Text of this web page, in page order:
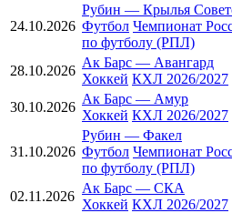
24.10.2026
Рубин — Крылья
Футбол Чемпионат
по футболу (РПЛ)
28.10.2026
Ак Барс — Авангард
Хоккей КХЛ 2026/2027
30.10.2026
Ак Барс — Амур
Хоккей КХЛ 2026/2027
31.10.2026
Рубин — Факел
Футбол Чемпионат
по футболу (РПЛ)
02.11.2026
Ак Барс — СКА
Хоккей КХЛ 2026/2027